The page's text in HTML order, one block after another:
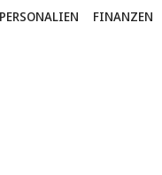
PERSONALIEN FINANZEN